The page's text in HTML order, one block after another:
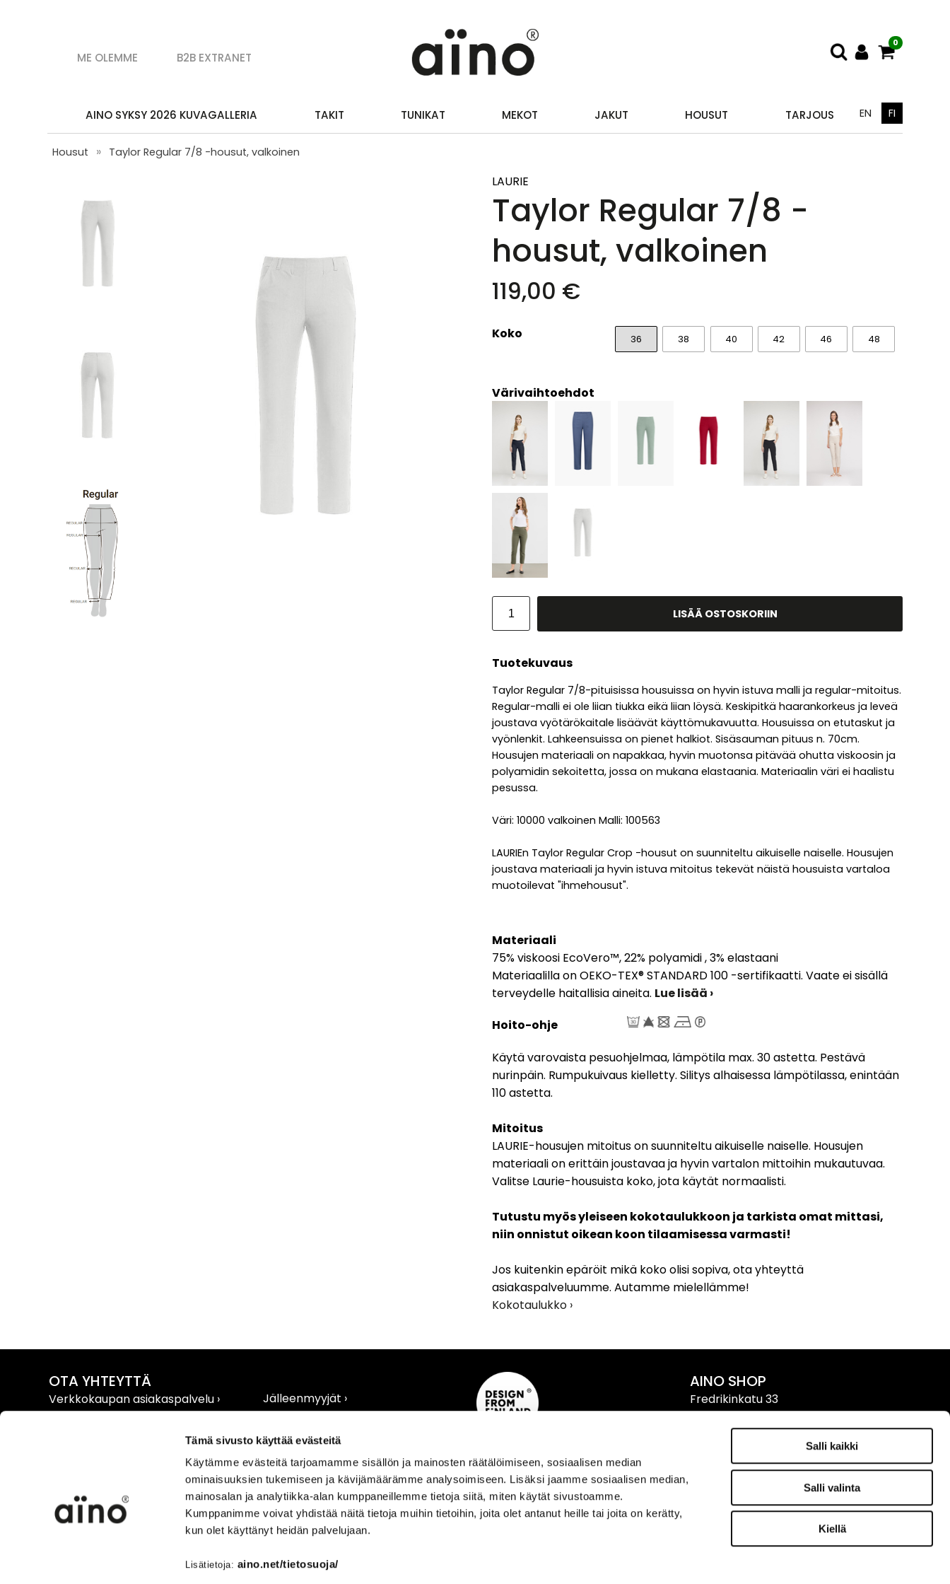
Tämä sivusto käyttää evästeitä
Käytämme evästeitä tarjoamamme sisällön ja mainosten räätälöimiseen, sosiaalisen median
ominaisuuksien tukemiseen ja kävijämäärämme analysoimiseen. Lisäksi jaamme sosiaalisen median,
mainosalan ja analytiikka-alan kumppaneillemme tietoja siitä, miten käytät sivustoamme.
Kumppanimme voivat yhdistää näitä tietoja muihin tietoihin, joita olet antanut heille tai joita on kerätty,
kun olet käyttänyt heidän palvelujaan.
Lisätietoja: aino.net/tietosuoja/
Salli kaikki
Salli valinta
Kiellä
ME OLEMME B2B EXTRANET
0
AINO SYKSY 2026 KUVAGALLERIA TAKIT TUNIKAT MEKOT JAKUT HOUSUT TARJOUS EN FI
Housut » Taylor Regular 7/8 -housut, valkoinen
LAURIE
Taylor Regular 7/8 -
housut, valkoinen
119,00 €
Koko 36 38 40 42 46 48
Värivaihtoehdot
LISÄÄ OSTOSKORIIN
Tuotekuvaus
Taylor Regular 7/8-pituisissa housuissa on hyvin istuva malli ja regular-mitoitus.
Regular-malli ei ole liian tiukka eikä liian löysä. Keskipitkä haarankorkeus ja leveä
joustava vyötärökaitale lisäävät käyttömukavuutta. Housuissa on etutaskut ja
vyönlenkit. Lahkeensuissa on pienet halkiot. Sisäsauman pituus n. 70cm.
Housujen materiaali on napakkaa, hyvin muotonsa pitävää ohutta viskoosin ja
polyamidin sekoitetta, jossa on mukana elastaania. Materiaalin väri ei haalistu
pesussa.
Väri: 10000 valkoinen Malli: 100563
LAURIEn Taylor Regular Crop -housut on suunniteltu aikuiselle naiselle. Housujen
joustava materiaali ja hyvin istuva mitoitus tekevät näistä housuista vartaloa
muotoilevat "ihmehousut".
Materiaali
75% viskoosi EcoVero™, 22% polyamidi , 3% elastaani
Materiaalilla on OEKO-TEX® STANDARD 100 -sertifikaatti. Vaate ei sisällä
terveydelle haitallisia aineita. Lue lisää ›
Hoito-ohje
Käytä varovaista pesuohjelmaa, lämpötila max. 30 astetta. Pestävä
nurinpäin. Rumpukuivaus kielletty. Silitys alhaisessa lämpötilassa, enintään
110 astetta.
Mitoitus
LAURIE-housujen mitoitus on suunniteltu aikuiselle naiselle. Housujen
materiaali on erittäin joustavaa ja hyvin vartalon mittoihin mukautuvaa.
Valitse Laurie-housuista koko, jota käytät normaalisti.
Tutustu myös yleiseen kokotaulukkoon ja tarkista omat mittasi,
niin onnistut oikean koon tilaamisessa varmasti!
Jos kuitenkin epäröit mikä koko olisi sopiva, ota yhteyttä
asiakaspalveluumme. Autamme mielellämme!
Kokotaulukko ›
OTA YHTEYTTÄ
Verkkokaupan asiakaspalvelu ›
AINO yhteystiedot›
Jälleenmyyjät ›
Extranet ›
Media ›
AINO SHOP
Fredrikinkatu 33
00120 HELSINKI
puh. 09 611 611
Yhteystiedot & aukioloajat›
VERKKOKAUPPA
Toimitus- ja maksutavat ›
TUOTETIETOA
Hoito-ohjeet ›